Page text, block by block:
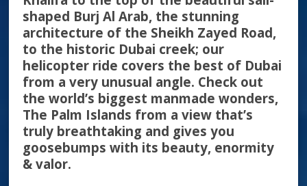
shaped Burj Al Arab, the stunning
architecture of the Sheikh Zayed Road,
to the historic Dubai creek; our
helicopter ride covers the best of Dubai
from a very unusual angle. Check out
the world’s biggest manmade wonders,
The Palm Islands from a view that’s
truly breathtaking and gives you
goosebumps with its beauty, enormity
& valor.